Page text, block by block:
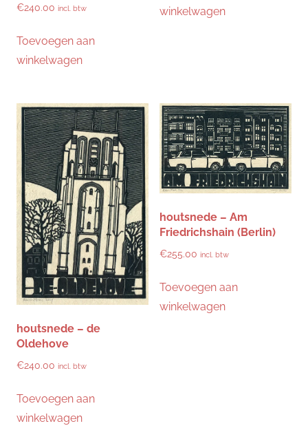
€240.00 incl. btw
Toevoegen aan
winkelwagen
winkelwagen
houtsnede – de
Oldehove
€240.00 incl. btw
Toevoegen aan
winkelwagen
houtsnede – Am
Friedrichshain (Berlin)
€255.00 incl. btw
Toevoegen aan
winkelwagen